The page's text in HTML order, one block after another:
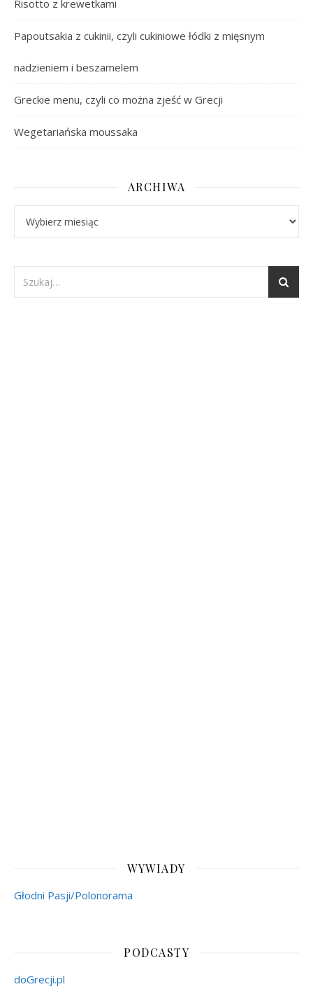
Risotto z krewetkami
Papoutsakia z cukinii, czyli cukiniowe łódki z mięsnym
nadzieniem i beszamelem
Greckie menu, czyli co można zjeść w Grecji
Wegetariańska moussaka
ARCHIWA
WYWIADY
Głodni Pasji/Polonorama
PODCASTY
doGrecji.pl